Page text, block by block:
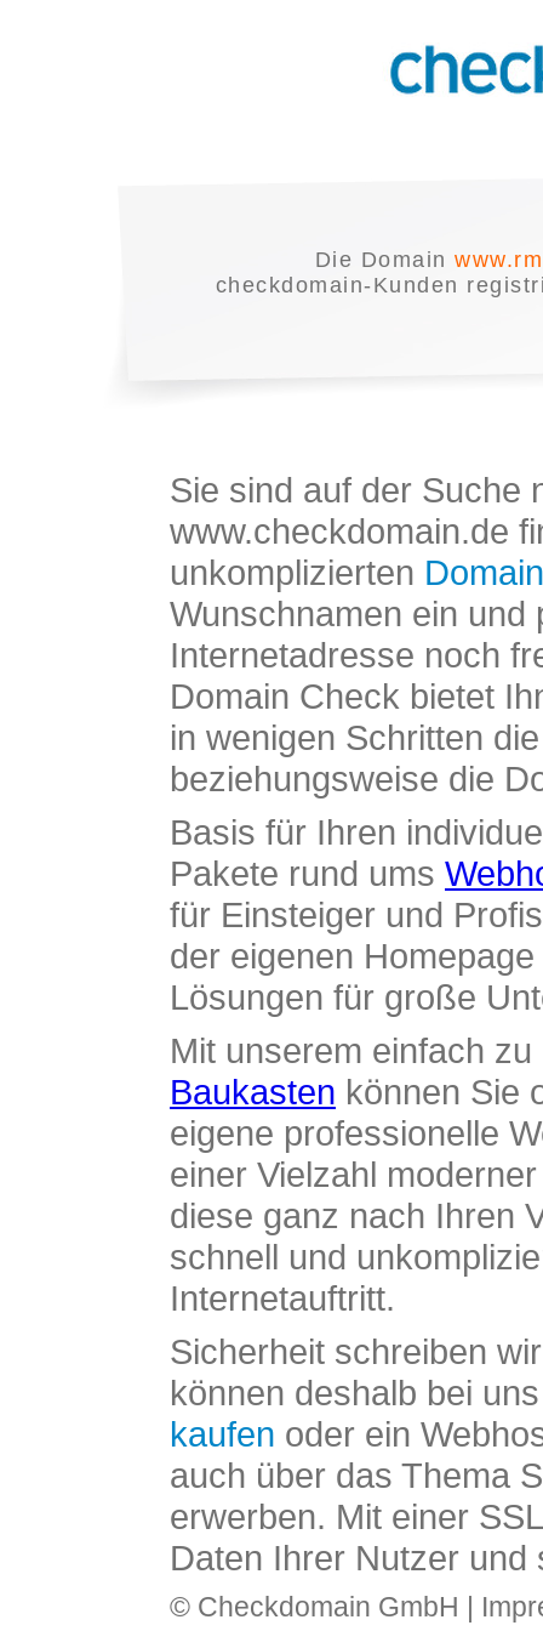
Die Domain
checkdomain-Kunden
Sie sind auf der Suche
www.checkdomain.de
unkomplizierten
Wunschnamen ein und
Internetadresse noch
Domain Check bietet
in wenigen Schritten
beziehungsweise die
Basis für Ihren
Pakete rund ums
für Einsteiger und
der eigenen
Lösungen für große
Mit unserem einfach
Baukasten können Sie
eigene professionelle
einer Vielzahl
diese ganz nach Ihren
schnell und
Internetauftritt.
Sicherheit schreiben
können deshalb bei
kaufen oder ein
auch über das Thema
erwerben. Mit einer
Daten Ihrer Nutzer und
© Checkdomain GmbH |